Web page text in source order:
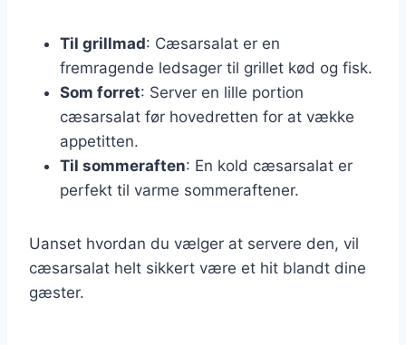
Til grillmad: Cæsarsalat er en
fremragende ledsager til grillet kød og fisk.
Som forret: Server en lille portion
cæsarsalat før hovedretten for at vække
appetitten.
Til sommeraften: En kold cæsarsalat er
perfekt til varme sommeraftener.
Uanset hvordan du vælger at servere den, vil
cæsarsalat helt sikkert være et hit blandt dine
gæster.